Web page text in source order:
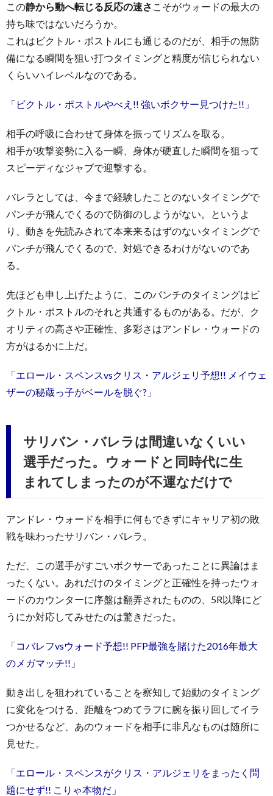
この静から動へ転じる反応の速さ こそがウォードの最大の
持ち味ではないだろうか。
これはビクトル・ポストルにも通じるのだが、相手の無防
備になる瞬間を狙い打つタイミングと精度が信じられない
くらいハイレベルなのである。
「ビクトル・ポストルやべえ!! 強いボクサー見つけた!!」
相手の呼吸に合わせて身体を振ってリズムを取る。
相手が攻撃姿勢に入る一瞬、身体が硬直した瞬間を狙って
スピーディなジャブで迎撃する。
バレラとしては、今まで経験したことのないタイミングで
パンチが飛んでくるので防御のしようがない。というよ
り、動きを先読みされて本来来るはずのないタイミングで
パンチが飛んでくるので、対処できるわけがないのであ
る。
先ほども申し上げたように、このパンチのタイミングはビ
クトル・ポストルのそれと共通するものがある。だが、ク
オリティの高さや正確性、多彩さはアンドレ・ウォードの
方がはるかに上だ。
「エロール・スペンスvsクリス・アルジェリ予想!! メイウェ
ザーの秘蔵っ子がベールを脱ぐ?」
サリバン・バレラは間違いなくいい
選手だった。ウォードと同時代に生
まれてしまったのが不運なだけで
アンドレ・ウォードを相手に何もできずにキャリア初の敗
戦を味わったサリバン・バレラ。
ただ、この選手がすごいボクサーであったことに異論はま
ったくない。あれだけのタイミングと正確性を持ったウォ
ードのカウンターに序盤は翻弄されたものの、5R以降にど
うにか対応してみせたのは驚きだった。
「コバレフvsウォード予想!! PFP最強を賭けた2016年最大
のメガマッチ!!」
動き出しを狙われていることを察知して始動のタイミング
に変化をつける、距離をつめてラフに腕を振り回してイラ
つかせるなど、あのウォードを相手に非凡なものは随所に
見せた。
「エロール・スペンスがクリス・アルジェリをまったく問
題にせず!! こりゃ本物だ」